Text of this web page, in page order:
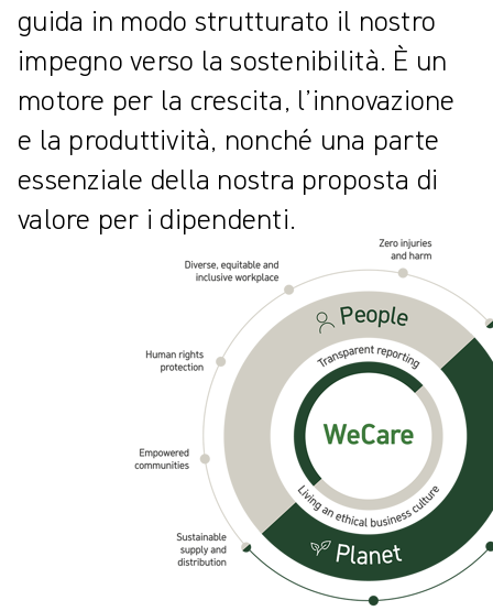
guida in modo strutturato il nostro
impegno verso la sostenibilità. È un
motore per la crescita, l’innovazione
e la produttività, nonché una parte
essenziale della nostra proposta di
valore per i dipendenti.